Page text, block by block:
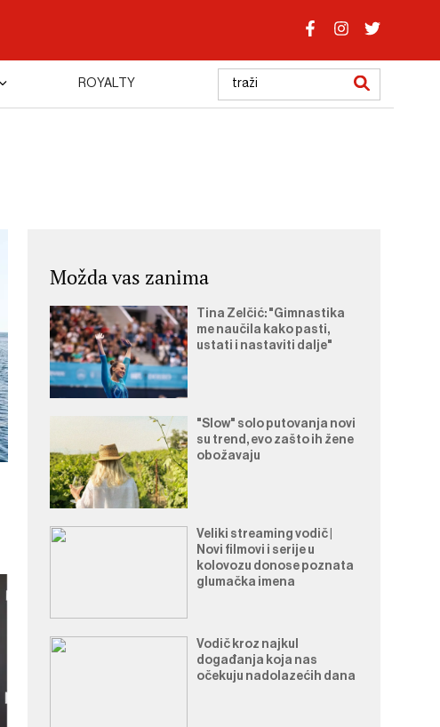
ROYALTY
Možda vas zanima
Tina Zelčić: "Gimnastika
me naučila kako pasti,
ustati i nastaviti dalje"
"Slow" solo putovanja novi
su trend, evo zašto ih žene
obožavaju
Veliki streaming vodič |
Novi filmovi i serije u
kolovozu donose poznata
glumačka imena
Vodič kroz najkul
događanja koja nas
očekuju nadolazećih dana